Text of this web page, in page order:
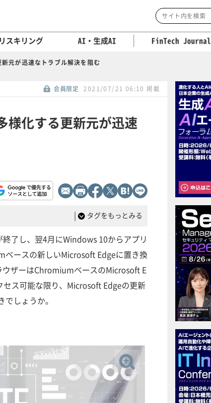
リスキリング AI・生成AI FinTech Journal
元が迅速なトラブル解決を阻む
会員限定 2021/07/21 06:10 掲載
様化する更新元が迅速
| タグをもっとみる
了し、翌4月にWindows 10からアプリ
ースの新しいMicrosoft Edgeに置き換
ザーはChromiumベースのMicrosoft E
ス可能な限り、Microsoft Edgeの更新
しょうか。